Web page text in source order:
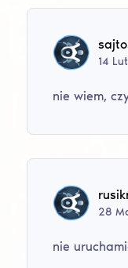
14
nie wiem,
28
nie